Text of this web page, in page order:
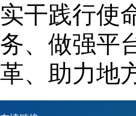
实干践行使
务、做强平
革、助力地